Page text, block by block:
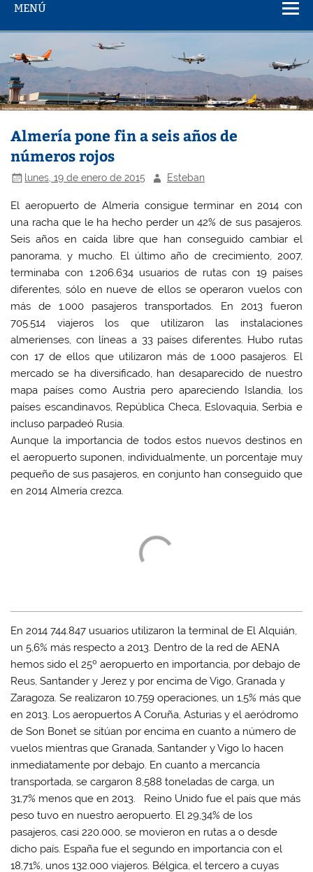
MENÚ
Almería pone fin a seis años de
números rojos
lunes, 19 de enero de 2015 Esteban
El aeropuerto de Almería consigue terminar en 2014 con
una racha que le ha hecho perder un 42% de sus pasajeros.
Seis años en caída libre que han conseguido cambiar el
panorama, y mucho. El último año de crecimiento, 2007,
terminaba con 1.206.634 usuarios de rutas con 19 países
diferentes, sólo en nueve de ellos se operaron vuelos con
más de 1.000 pasajeros transportados. En 2013 fueron
705.514 viajeros los que utilizaron las instalaciones
almerienses, con líneas a 33 países diferentes. Hubo rutas
con 17 de ellos que utilizaron más de 1.000 pasajeros. El
mercado se ha diversificado, han desaparecido de nuestro
mapa países como Austria pero apareciendo Islandia, los
países escandinavos, República Checa, Eslovaquia, Serbia e
incluso parpadeó Rusia.
Aunque la importancia de todos estos nuevos destinos en
el aeropuerto suponen, individualmente, un porcentaje muy
pequeño de sus pasajeros, en conjunto han conseguido que
en 2014 Almería crezca.
En 2014 744.847 usuarios utilizaron la terminal de El Alquián,
un 5,6% más respecto a 2013. Dentro de la red de AENA
hemos sido el 25º aeropuerto en importancia, por debajo de
Reus, Santander y Jerez y por encima de Vigo, Granada y
Zaragoza. Se realizaron 10.759 operaciones, un 1,5% más que
en 2013. Los aeropuertos A Coruña, Asturias y el aeródromo
de Son Bonet se sitúan por encima en cuanto a número de
vuelos mientras que Granada, Santander y Vigo lo hacen
inmediatamente por debajo. En cuanto a mercancía
transportada, se cargaron 8,588 toneladas de carga, un
31,7% menos que en 2013. Reino Unido fue el país que más
peso tuvo en nuestro aeropuerto. El 29,34% de los
pasajeros, casi 220.000, se movieron en rutas a o desde
dicho país. España fue el segundo en importancia con el
18,71%, unos 132.000 viajeros. Bélgica, el tercero a cuyas